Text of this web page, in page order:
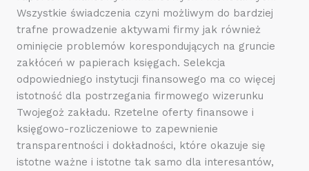
Wszystkie świadczenia czyni możliwym do bardziej
trafne prowadzenie aktywami firmy jak również
ominięcie problemów korespondujących na gruncie
zakłóceń w papierach księgach. Selekcja
odpowiedniego instytucji finansowego ma co więcej
istotność dla postrzegania firmowego wizerunku
Twojegoż zakładu. Rzetelne oferty finansowe i
księgowo-rozliczeniowe to zapewnienie
transparentności i dokładności, które okazuje się
istotne ważne i istotne tak samo dla interesantów,